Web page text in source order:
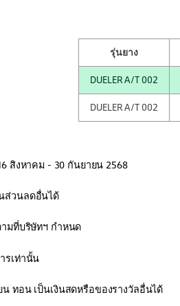
รุ่นยาง
DUELER A/T 002
DUELER A/T 002
สิงหาคม - 30 กันยายน 2568
ส่วนลดอื่นได้
ามที่บริษัทฯ กำหนด
รเท่านั้น
ทอน เป็นเงินสดหรือของรางวัลอื่นได้